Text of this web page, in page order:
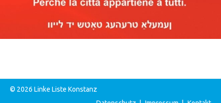
© 2026 Linke Liste Konstanz